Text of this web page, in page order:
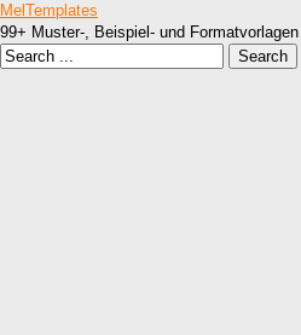
MelTemplates
99+ Muster-, Beispiel- und Formatvorlagen